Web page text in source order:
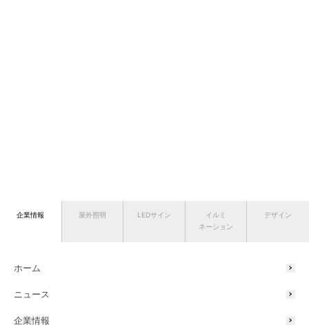
企業情報 屋外照明 LEDサイン
イルミ
ネーション
デザイン
ホーム
ニュース
企業情報